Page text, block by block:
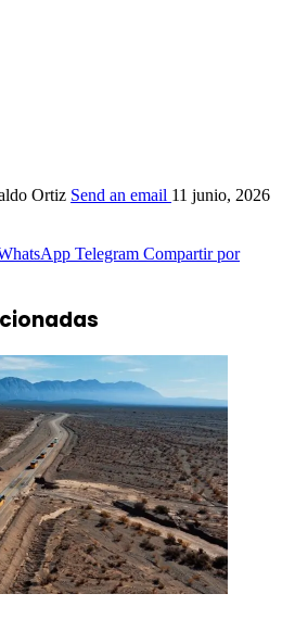
Ortiz Send an email 11 junio, 2026
Telegram Compartir por